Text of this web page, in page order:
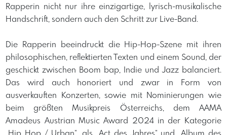
Rapperin nicht nur ihre einzigartige, lyrisch-musikalische
Handschrift, sondern auch den Schritt zur Live-Band.
Die Rapperin beeindruckt die Hip-Hop-Szene mit ihren
philosophischen, reflektierten Texten und einem Sound, der
geschickt zwischen Boom bap, Indie und Jazz balanciert.
Das wird auch honoriert und zwar in Form von
ausverkauften Konzerten, sowie mit Nominierungen wie
beim größten Musikpreis Österreichs, dem AAMA
Amadeus Austrian Music Award 2024 in der Kategorie